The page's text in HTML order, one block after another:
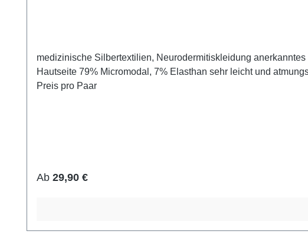
medizinische Silbertextilien, Neurodermitiskleidung anerkanntes Medizinprodukt schnell Juckreiz lindernd 14% Silbergarn (aus reinem Silber), 100% Silbergarn auf der
Hautseite 79% Micromodal, 7% Elasthan sehr leicht und
Preis pro Paar
Regulärer Preis:
Ab 29,90 €